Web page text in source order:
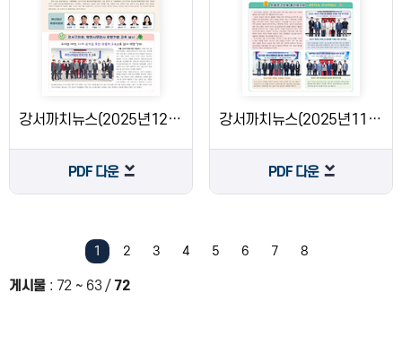
강서까치뉴스(2025년12월)
PDF 다운
강서까치뉴스(2025년11월)
PDF 다운
1 2 3 4 5 6 7 8
게시물: 72 ~ 63/ 72